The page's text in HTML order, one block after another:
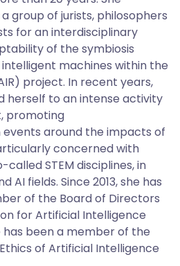
group of jurists, philosophers
for an interdisciplinary
of the symbiosis
machines within the
project. In recent years,
herself to an intense activity
promoting
around the impacts of
concerned with
STEM disciplines, in
AI fields. Since 2013, she has
of the Board of Directors
for Artificial Intelligence
has been a member of the
of Artificial Intelligence